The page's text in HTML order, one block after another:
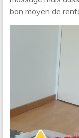
bon moyen de